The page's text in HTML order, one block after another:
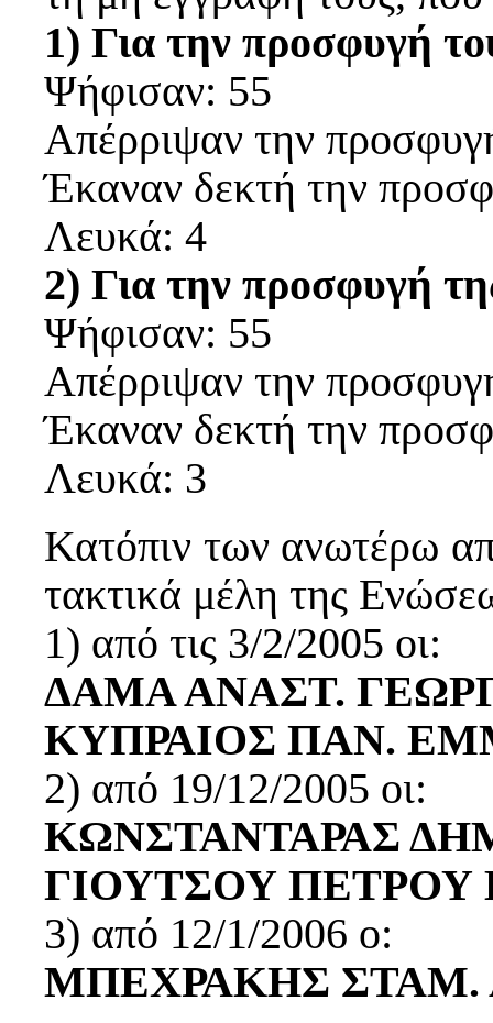
1) Για την προσφυγή
Ψήφισαν: 55
Απέρριψαν την
Έκαναν δεκτή την
Λευκά: 4
2) Για την προσφυγή
Ψήφισαν: 55
Απέρριψαν την
Έκαναν δεκτή την
Λευκά: 3
Κατόπιν των ανωτέρω
τακτικά μέλη της
1) από τις 3/2/2005 οι:
ΔΑΜΑ ΑΝΑΣΤ.
ΚΥΠΡΑΙΟΣ ΠΑΝ.
2) από 19/12/2005 οι:
ΚΩΝΣΤΑΝΤΑΡΑΣ
ΓΙΟΥΤΣΟΥ ΠΕΤΡΟΥ
3) από 12/1/2006 ο:
ΜΠΕΧΡΑΚΗΣ ΣΤΑΜ.